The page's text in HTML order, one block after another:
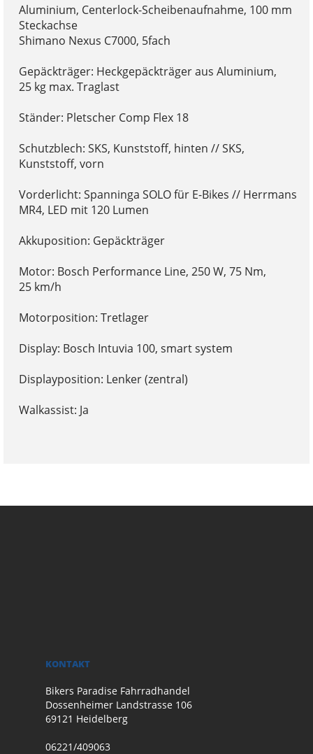
Aluminium, Centerlock-Scheibenaufnahme, 100 mm
Steckachse
Shimano Nexus C7000, 5fach
Gepäckträger: Heckgepäckträger aus Aluminium,
25 kg max. Traglast
Ständer: Pletscher Comp Flex 18
Schutzblech: SKS, Kunststoff, hinten // SKS,
Kunststoff, vorn
Vorderlicht: Spanninga SOLO für E-Bikes // Herrmans
MR4, LED mit 120 Lumen
Akkuposition: Gepäckträger
Motor: Bosch Performance Line, 250 W, 75 Nm,
25 km/h
Motorposition: Tretlager
Display: Bosch Intuvia 100, smart system
Displayposition: Lenker (zentral)
Walkassist: Ja
KONTAKT
Bikers Paradise Fahrradhandel
Dossenheimer Landstrasse 106
69121 Heidelberg
06221/409063